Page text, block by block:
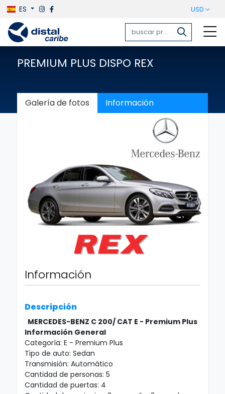
ES USD
PREMIUM PLUS DISPO REX
Galería de fotos Información
Información
Descripción
MERCEDES-BENZ C 200/ CAT E - Premium Plus
Información General
Categoría: E - Premium Plus
Tipo de auto: Sedan
Transmisión: Automático
Cantidad de personas: 5
Cantidad de puertas: 4